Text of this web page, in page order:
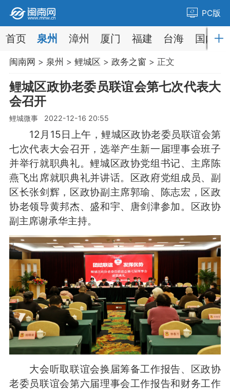
PC版
首页 泉州 漳州 厦门 福建 台海 国内
闽南网 > 泉州 > 鲤城区 > 政务之窗 > 正文
鲤城区政协老委员联谊会第七次代表大
会召开
鲤城微事 2022-12-16 20:55
12月15日上午，鲤城区政协老委员联谊会第
七次代表大会召开，选举产生新一届理事会班子
并举行就职典礼。鲤城区政协党组书记、主席陈
燕飞出席就职典礼并讲话。区政府党组成员、副
区长张剑辉，区政协副主席郭瑜、陈志宏，区政
协老领导黄邦杰、盛和宇、唐剑津参加。区政协
副主席谢承华主持。
大会听取联谊会换届筹备工作报告、区政协
老委员联谊会第六届理事会工作报告和财务工作